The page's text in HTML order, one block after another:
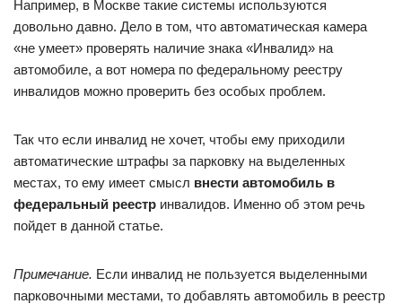
Например, в Москве такие системы используются
довольно давно. Дело в том, что автоматическая камера
«не умеет» проверять наличие знака «Инвалид» на
автомобиле, а вот номера по федеральному реестру
инвалидов можно проверить без особых проблем.
Так что если инвалид не хочет, чтобы ему приходили
автоматические штрафы за парковку на выделенных
местах, то ему имеет смысл внести автомобиль в
федеральный реестр инвалидов. Именно об этом речь
пойдет в данной статье.
Примечание. Если инвалид не пользуется выделенными
парковочными местами, то добавлять автомобиль в реестр